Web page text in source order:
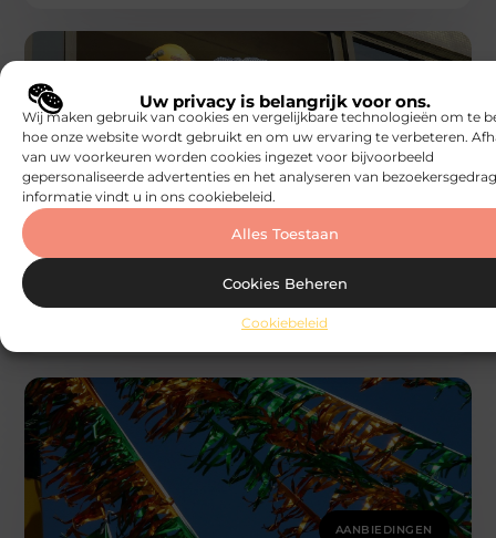
Uw privacy is belangrijk voor ons.
Wij maken gebruik van cookies en vergelijkbare technologieën om te
hoe onze website wordt gebruikt en om uw ervaring te verbeteren.
van uw voorkeuren worden cookies ingezet voor bijvoorbeeld
gepersonaliseerde advertenties en het analyseren van
informatie vindt u in ons cookiebeleid.
Alles Toestaan
Cookies Beheren
Cookiebeleid
AANBIEDINGEN
Brandbeveiliging: essentiële strategieën
Brandveiligheid is een onderwerp dat vaak over het
hoofd wordt gezien, vooral als je denkt aan
AANBIEDINGEN